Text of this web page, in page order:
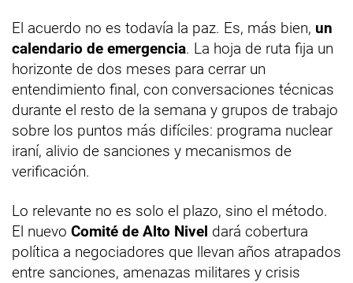
El acuerdo no es todavía la paz. Es, más bien, un
calendario de emergencia. La hoja de ruta fija un
horizonte de dos meses para cerrar un
entendimiento final, con conversaciones técnicas
durante el resto de la semana y grupos de trabajo
sobre los puntos más difíciles: programa nuclear
iraní, alivio de sanciones y mecanismos de
verificación.
Lo relevante no es solo el plazo, sino el método.
El nuevo Comité de Alto Nivel dará cobertura
política a negociadores que llevan años atrapados
entre sanciones, amenazas militares y crisis